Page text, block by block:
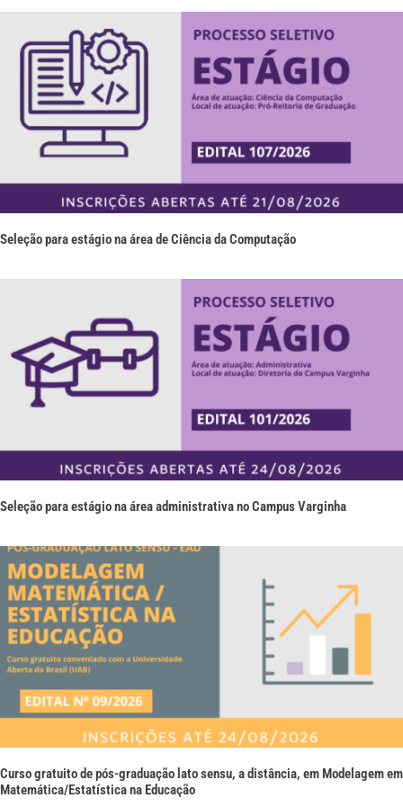
Seleção para estágio na área de Ciência da Computação
Seleção para estágio na área administrativa no Campus Varginha
Curso gratuito de pós-graduação lato sensu, a distância, em Modelagem em
Matemática/Estatística na Educação